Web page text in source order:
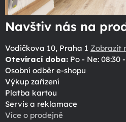
Navštiv nás na
Vodičkova 10, Praha 1 Zobrazit
Otevírací doba: Po - Ne: 08:30
Osobní odběr e-shopu
Výkup zařízení
Platba kartou
Servis a reklamace
Více o prodejně